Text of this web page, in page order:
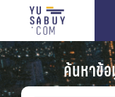
ค้นหาข้อ